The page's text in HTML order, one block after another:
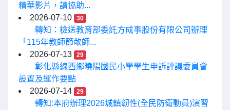
精華影片，請協助...
2026-07-10
30
轉知：檢送教育部委託方成事股份有限公司辦理
「115年教師節敬師...
2026-07-13
29
彰化縣線西鄉曉陽國民小學學生申訴評議委員會
設置及運作要點
2026-07-14
29
轉知:本府辦理2026城鎮韌性(全民防衛動員)演習